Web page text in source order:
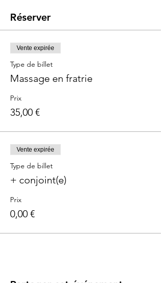
Réserver
Vente expirée
Type de billet
Massage en fratrie
Prix
35,00 €
Vente expirée
Type de billet
+ conjoint(e)
Prix
0,00 €